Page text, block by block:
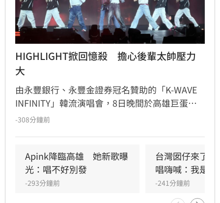
HIGHLIGHT掀回憶殺　擔心後輩太帥壓力
大
由永豐銀行、永豐金證券冠名贊助的「K-WAVE
INFINITY」韓流演唱會，8日晚間於高雄巨蛋熱
力開唱，集結NEWBEAT、FLARE U、CRAVITY、
熱情應援，尖叫與歡呼聲一路未停，最後由
HIGHLIGHT壓軸接管舞台，將現場氣氛推向最高
潮。
-308分鐘前
Apink降臨高雄　她新歌曝
光：唱不好別發
-293分鐘前
台灣囡仔來了
唱嗨喊：我是誰
-241分鐘前